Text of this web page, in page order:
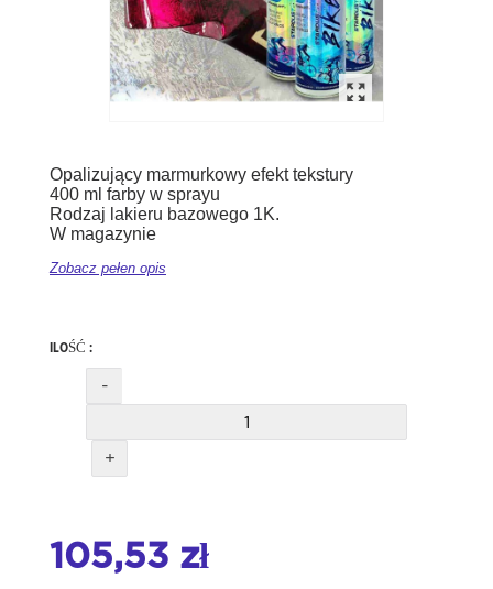
Opalizujący marmurkowy efekt tekstury
400 ml farby w sprayu
Rodzaj lakieru bazowego 1K.
W magazynie
Zobacz pełen opis
ILOŚĆ :
-
+
105,53 zł